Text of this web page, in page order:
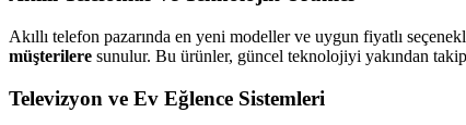
Akıllı telefon pazarında en yeni modeller ve uygun fiyatlı
müşterilere sunulur. Bu ürünler, güncel teknolojiyi yakından
Televizyon ve Ev Eğlence Sistemleri